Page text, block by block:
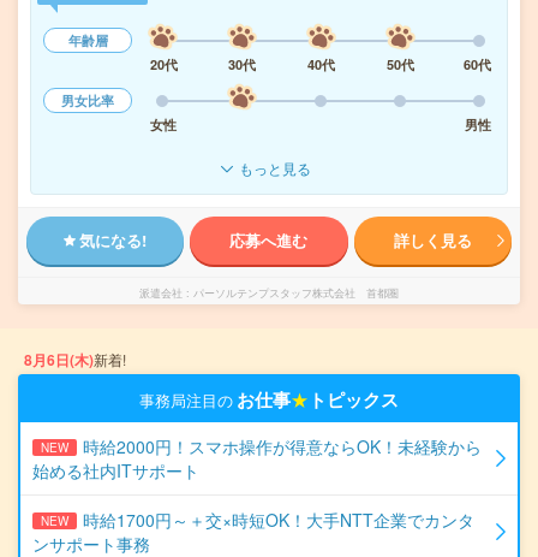
年齢層
20代
30代 40代 50代
60代
男女比率
女性
男性
もっと見る
気になる! 応募へ進む 詳しく見る
派遣会社 パーソルテンプスタッフ株式会社 首都圏
8月6日(木)新着!
事務局注目の お仕事★ トピックス
NEW
時給2000円！スマホ操作が得意ならOK！未経験から
始める社内ITサポート
NEW
時給1700円～＋交×時短OK！大手NTT企業でカンタ
ンサポート事務